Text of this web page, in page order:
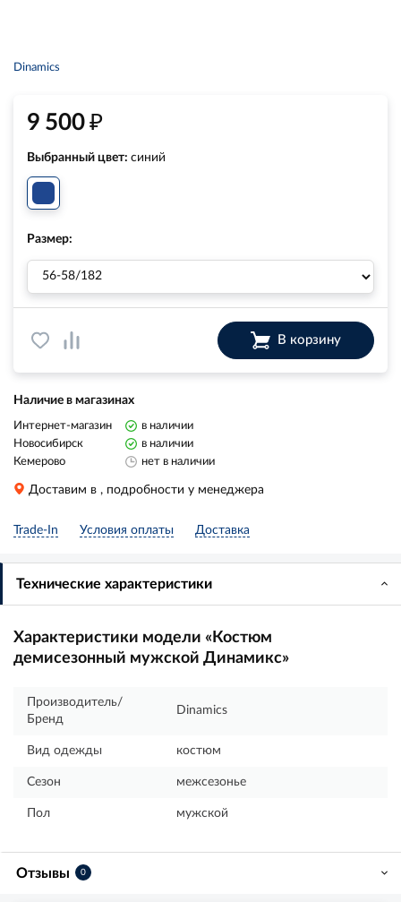
Dinamics
9 500₽
Выбранный цвет: синий
Размер:
В корзину
Наличие в магазинах
Интернет-магазин
в наличии
Новосибирск
в наличии
Кемерово
нет в наличии
Доставим в , подробности у менеджера
Trade-In Условия оплаты Доставка
Технические характеристики
Характеристики модели «Костюм
демисезонный мужской Динамикс»
Производитель/
Бренд
Dinamics
Вид одежды костюм
Сезон межсезонье
Пол мужской
Отзывы 0